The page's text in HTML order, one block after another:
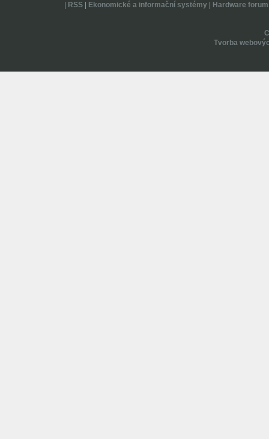
RSS| Ekonomické a informační systémy| Hardware forum
Tvorba